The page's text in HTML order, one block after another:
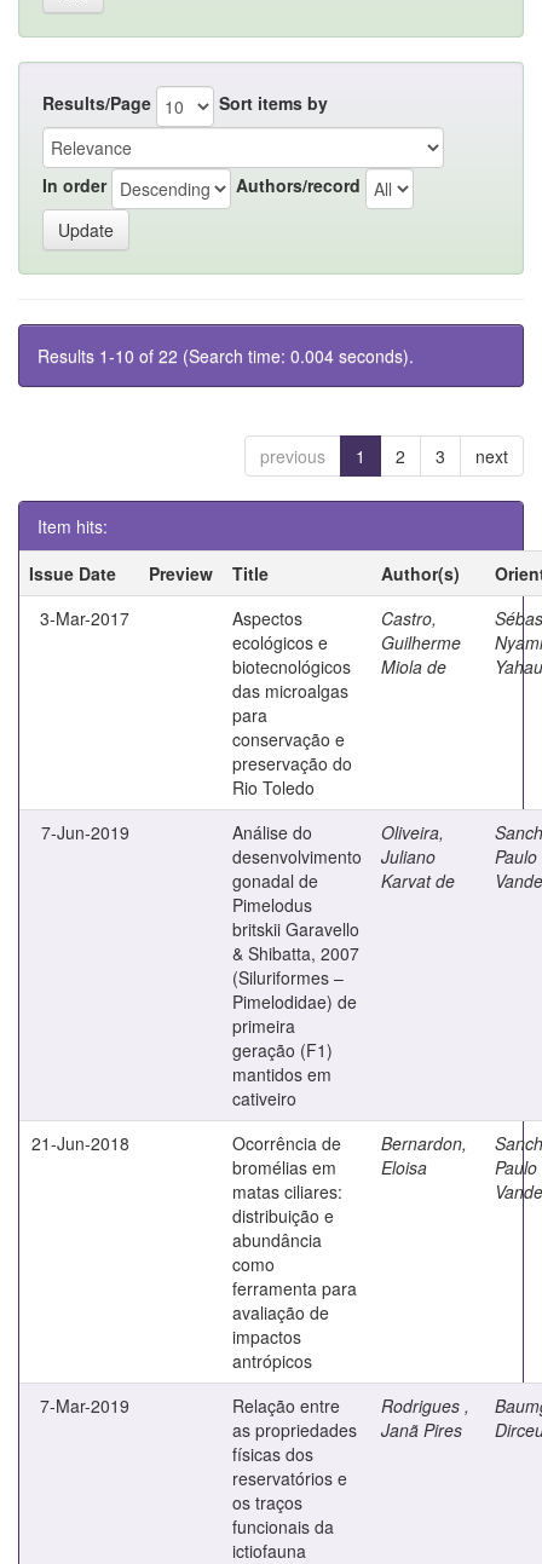
Results/Page Sort items by
In order Authors/record
Results 1-10 of 22 (Search time: 0.004 seconds).
previous 1 2 3 next
Item hits:
Issue Date
Preview Title Author(s)
3-Mar-2017
Aspectos
ecológicos e
biotecnológicos
das microalgas
para
conservação e
preservação do
Rio Toledo
Castro,
Guilherme
Miola de
7-Jun-2019
Análise do
desenvolvimento
gonadal de
Pimelodus
britskii Garavello
& Shibatta, 2007
(Siluriformes –
Pimelodidae) de
primeira
geração (F1)
mantidos em
cativeiro
Oliveira,
Juliano
Karvat de
Paulo
21-Jun-2018
Ocorrência de
bromélias em
matas ciliares:
distribuição e
abundância
como
ferramenta para
avaliação de
impactos
antrópicos
Bernardon,
Eloisa
Paulo
7-Mar-2019
Relação entre
as propriedades
físicas dos
reservatórios e
os traços
funcionais da
ictiofauna
Rodrigues ,
Janã Pires